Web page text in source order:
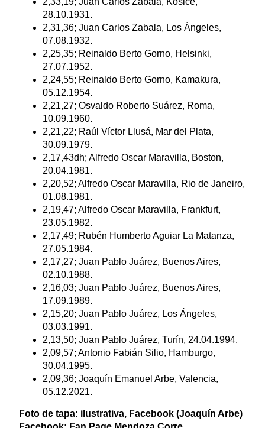
28.10.1931.
2,31,36; Juan Carlos Zabala, Los Ángeles,
07.08.1932.
2,25,35; Reinaldo Berto Gorno, Helsinki,
27.07.1952.
2,24,55; Reinaldo Berto Gorno, Kamakura,
05.12.1954.
2,21,27; Osvaldo Roberto Suárez, Roma,
10.09.1960.
2,21,22; Raúl Víctor Llusá, Mar del Plata,
30.09.1979.
2,17,43dh; Alfredo Oscar Maravilla, Boston,
20.04.1981.
2,20,52; Alfredo Oscar Maravilla, Rio de Janeiro,
01.08.1981.
2,19,47; Alfredo Oscar Maravilla, Frankfurt,
23.05.1982.
2,17,49; Rubén Humberto Aguiar La Matanza,
27.05.1984.
2,17,27; Juan Pablo Juárez, Buenos Aires,
02.10.1988.
2,16,03; Juan Pablo Juárez, Buenos Aires,
17.09.1989.
2,15,20; Juan Pablo Juárez, Los Ángeles,
03.03.1991.
2,13,50; Juan Pablo Juárez, Turín, 24.04.1994.
2,09,57; Antonio Fabián Silio, Hamburgo,
30.04.1995.
2,09,36; Joaquín Emanuel Arbe, Valencia,
05.12.2021.
Foto de tapa: ilustrativa, Facebook (Joaquín Arbe)